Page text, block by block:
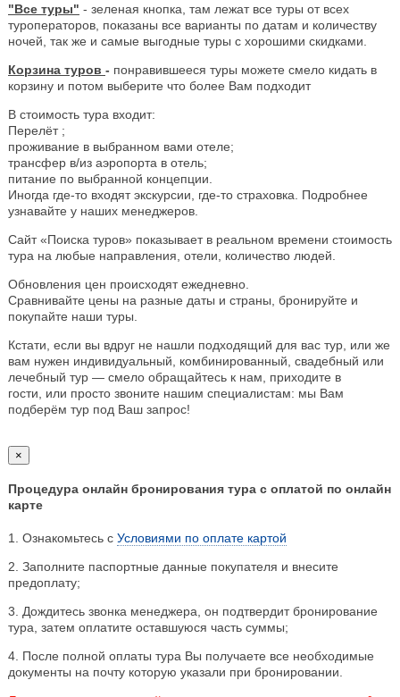
"Все туры" - зеленая кнопка, там лежат все туры от всех
туроператоров, показаны все варианты по датам и количеству
ночей, так же и самые выгодные туры с хорошими скидками.
Корзина туров - понравившееся туры можете смело кидать в
корзину и потом выберите что более Вам подходит
В стоимость тура входит:
Перелёт ;
проживание в выбранном вами отеле;
трансфер в/из аэропорта в отель;
питание по выбранной концепции.
Иногда где-то входят экскурсии, где-то страховка. Подробнее
узнавайте у наших менеджеров.
Сайт «Поиска туров» показывает в реальном времени стоимость
тура на любые направления, отели, количество людей.
Обновления цен происходят ежедневно.
Сравнивайте цены на разные даты и страны, бронируйте и
покупайте наши туры.
Кстати, если вы вдруг не нашли подходящий для вас тур, или же
вам нужен индивидуальный, комбинированный, свадебный или
лечебный тур — смело обращайтесь к нам, приходите в
гости, или просто звоните нашим специалистам: мы Вам
подберём тур под Ваш запрос!
×
Процедура онлайн бронирования тура с оплатой по онлайн
карте
1. Ознакомьтесь с Условиями по оплате картой
2. Заполните паспортные данные покупателя и внесите
предоплату;
3. Дождитесь звонка менеджера, он подтвердит бронирование
тура, затем оплатите оставшуюся часть суммы;
4. После полной оплаты тура Вы получаете все необходимые
документы на почту которую указали при бронировании.